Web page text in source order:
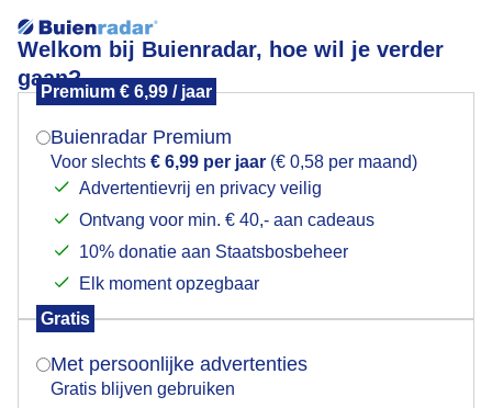
Welkom bij Buienradar, hoe wil je verder
gaan?
Premium € 6,99 / jaar
Buienradar Premium
Voor slechts € 6,99 per jaar (€ 0,58 per maand)
Advertentievrij en privacy veilig
Ontvang voor min. € 40,- aan cadeaus
10% donatie aan Staatsbosbeheer
Elk moment opzegbaar
Gratis
Met persoonlijke advertenties
Gratis blijven gebruiken
Cirrus uncinus
Mogen we je locatie gebruiken voor het
Indien je hier nog geen akkoord op hebt gegeven,
verschijnt er zo een pop-up uit je browser waarin
Is goed, toon de popup